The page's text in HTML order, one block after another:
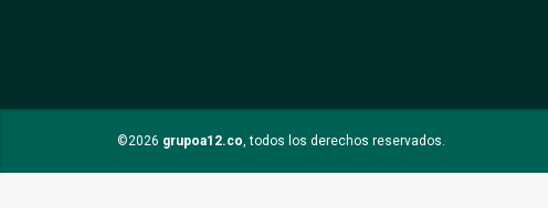
©2026 grupoa12.co, todos los derechos reservados.